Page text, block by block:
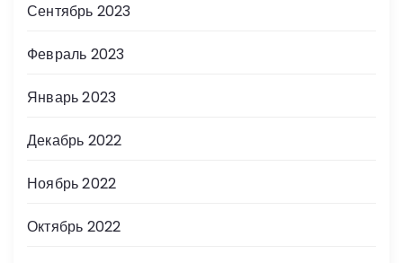
Сентябрь 2023
Февраль 2023
Январь 2023
Декабрь 2022
Ноябрь 2022
Октябрь 2022